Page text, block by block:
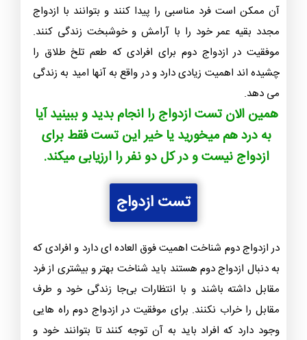
آن ممکن است فرد مناسبی را پیدا کنند و بتوانند با ازدواج
مجدد بقیه عمر خود را با آرامش و خوشبخت زندگی کنند.
موفقیت در ازدواج دوم برای افرادی که طعم تلخ طلاق را
چشیده اند اهمیت زیادی دارد و در واقع به آنها امید به زندگی
می دهد.
همین الان تست ازدواج را انجام بدید و ببینید آیا
به درد هم میخورید یا خیر این تست فقط برای
ازدواج نیست و در کل دو نفر را ارزیابی میکند.
تست ازدواج
در ازدواج دوم شناخت اهمیت فوق العاده ای دارد و افرادی که
به دنبال ازدواج دوم هستند باید شناخت بهتر و بیشتری از فرد
مقابل داشته باشند و با انتظارات بی‌جا زندگی خود و طرف
مقابل را خراب نکنند. برای موفقیت در ازدواج دوم راه هایی
وجود دارد که افراد باید به آن توجه کنند تا بتوانند خود و